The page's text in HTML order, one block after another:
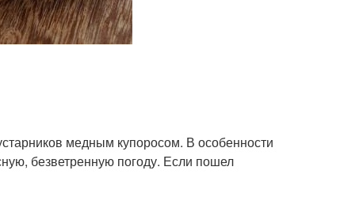
медным купоросом. В особенности
безветренную погоду. Если пошел